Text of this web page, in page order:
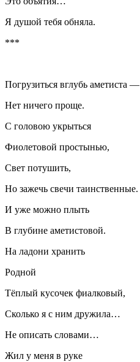
Я душой тебя обняла.
***
Погрузиться вглубь аметиста —
Нет ничего проще.
С головою укрыться
Фиолетовой простынью,
Свет потушить,
Но зажечь свечи таинственные.
И уже можно плыть
В глубине аметистовой.
На ладони хранить
Родной
Тёплый кусочек фиалковый,
Сколько я с ним дружила…
Не описать словами…
Жил у меня в руке